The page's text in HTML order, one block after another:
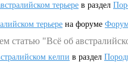
терьере в раздел
терьере на форуме
статью "Всё об
келпи в раздел